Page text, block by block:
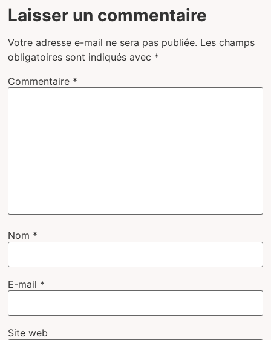
Laisser un commentaire
Votre adresse e-mail ne sera pas publiée. Les champs
obligatoires sont indiqués avec *
Commentaire *
Nom *
E-mail *
Site web